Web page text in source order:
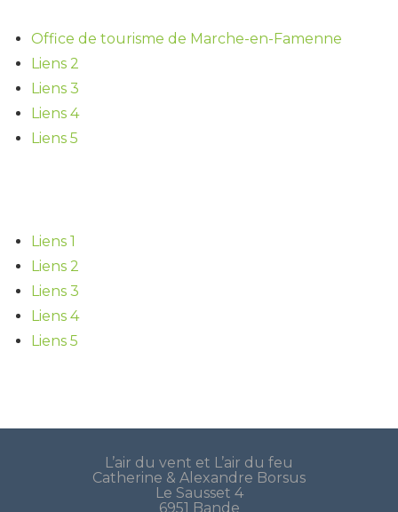
Office de tourisme de Marche-en-Famenne
Liens 2
Liens 3
Liens 4
Liens 5
Liens 1
Liens 2
Liens 3
Liens 4
Liens 5
L’air du vent et L’air du feu
Catherine & Alexandre Borsus
Le Sausset 4
6951 Bande